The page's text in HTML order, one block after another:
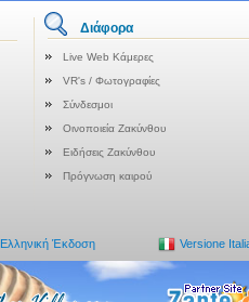
Διάφορα
Live Web Κάμερες
VR's / Φωτογραφίες
Σύνδεσμοι
Οινοποιεία Ζακύνθου
Ειδήσεις Ζακύνθου
Πρόγνωση καιρού
Ελληνική Έκδοση Versione